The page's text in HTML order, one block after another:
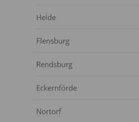
Heide
Flensburg
Rendsburg
Eckernförde
Nortorf